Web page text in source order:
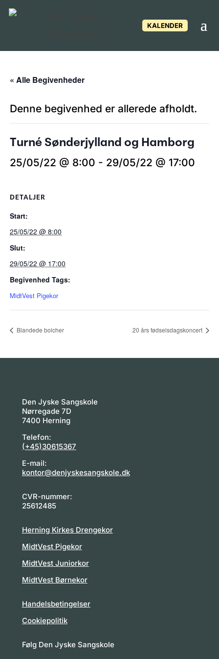
KALENDER
« Alle Begivenheder
Denne begivenhed er allerede afholdt.
Turné Sønderjylland og Hamborg
25/05/22 @ 8:00 - 29/05/22 @ 17:00
DETALJER
Start:
25/05/22 @ 8:00
Slut:
29/05/22 @ 17:00
Begivenhed Tags:
MidtVest Pigekor
Blandede bolcher 20 års fødselsdagskoncert
Den Jyske Sangskole
Nørregade 7D
7400 Herning
Telefon:
(+45)30615367
E-mail:
kontor@denjyskesangskole.dk
CVR-nummer:
25612485
Herning Kirkes Drengekor
MidtVest Pigekor
MidtVest Juniorkor
MidtVest Børnekor
Handelsbetingelser
Cookiepolitik
Følg Den Jyske Sangskole